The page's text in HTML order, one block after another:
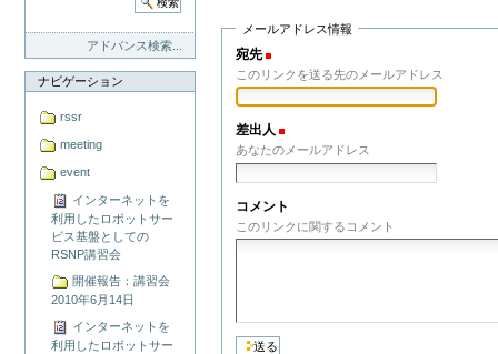
アドバンス検索...
ナビゲーション
rssr
meeting
event
インターネットを
利用したロボットサー
ビス基盤としての
RSNP講習会
開催報告：講習会
2010年6月14日
インターネットを
利用したロボットサー
メールアドレス情報
宛先
このリンクを送る先のメールアドレス
差出人
あなたのメールアドレス
コメント
このリンクに関するコメント